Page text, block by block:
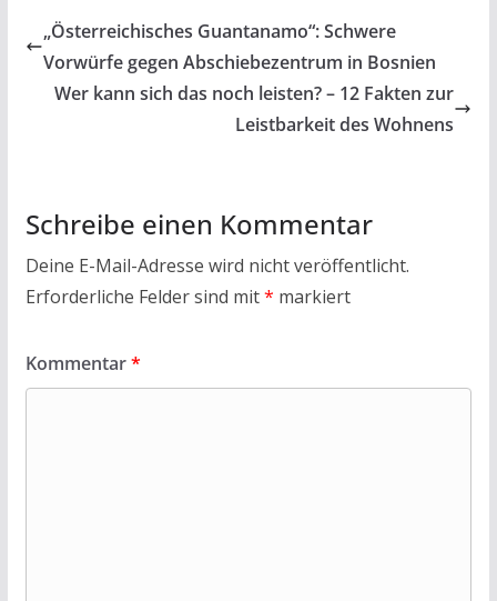
b
o
o
er s
A
p
l n
„Österreichisches Guantanamo“: Schwere
Vorwürfe gegen Abschiebezentrum in Bosnien
Wer kann sich das noch leisten? – 12 Fakten zur
Leistbarkeit des Wohnens
Schreibe einen Kommentar
Deine E-Mail-Adresse wird nicht veröffentlicht.
Erforderliche Felder sind mit* markiert
Kommentar*